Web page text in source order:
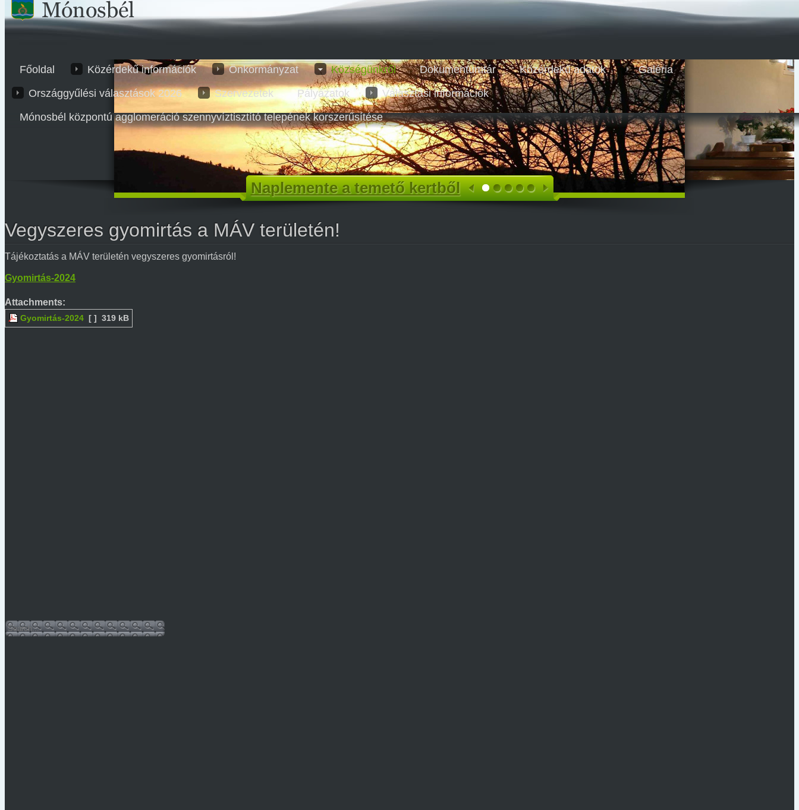
Főoldal Közérdekű információk Önkormányzat Községünkről Dokumentumtár Közérdekű adatok
Galéria
Országgyűlési választások 2026
Szervezetek Pályázatok
Választási információk
Mónosbél központú agglomeráció szennyvíztisztító telepének korszerűsítése
Naplemente a temető kertből
Vegyszeres gyomirtás a MÁV területén!
Tájékoztatás a MÁV területén vegyszeres gyomirtásról!
Gyomirtás-2024
Attachments:
Gyomirtás-2024 [ ] 319 kB